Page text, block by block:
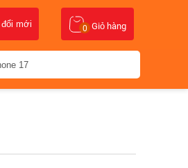
Giỏ hàng
0
mới
17